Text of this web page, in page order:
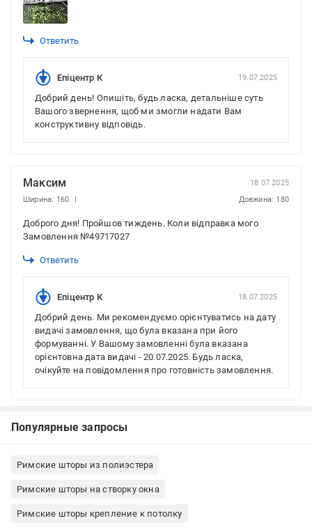
Ответить
Епіцентр К 19.07.2025
Добрий день! Опишіть, будь ласка, детальніше суть
Вашого звернення, щоб ми змогли надати Вам
конструктивну відповідь.
Максим
18.07.2025
Ширина: 160
Довжина: 180
Доброго дня! Пройшов тиждень. Коли відправка мого
Замовлення №49717027
Ответить
Епіцентр К 18.07.2025
Добрий день. Ми рекомендуємо орієнтуватись на дату
видачі замовлення, що була вказана при його
формуванні. У Вашому замовленні була вказана
орієнтовна дата видачі - 20.07.2025. Будь ласка,
очікуйте на повідомлення про готовність замовлення.
Популярные запросы
Римские шторы из полиэстера
Римские шторы на створку окна
Римские шторы крепление к потолку